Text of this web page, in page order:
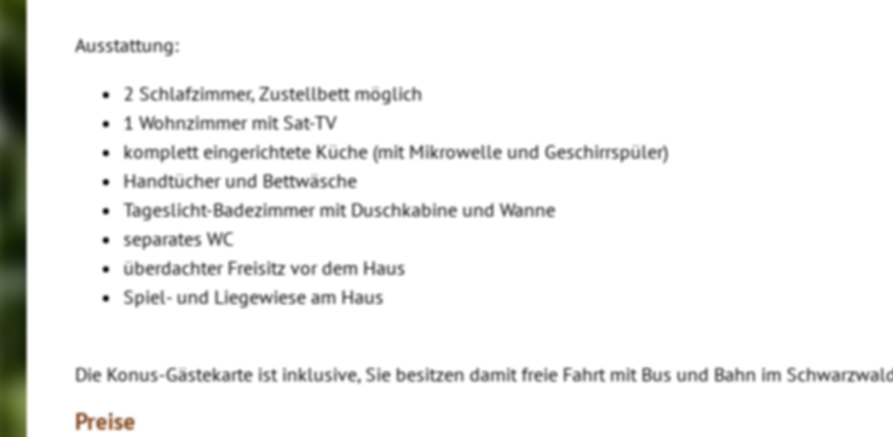
Ausstattung:
2 Schlafzimmer, Zustellbett möglich
1 Wohnzimmer mit Sat-TV
komplett eingerichtete Küche (mit Mikrowelle und Geschirrspüler)
Handtücher und Bettwäsche
Tageslicht-Badezimmer mit Duschkabine und Wanne
separates WC
überdachter Freisitz vor dem Haus
Spiel- und Liegewiese am Haus
Die Konus-Gästekarte ist inklusive, Sie besitzen damit freie Fahrt mit Bus und Bahn im
Preise